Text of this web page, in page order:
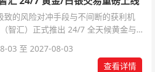
致的风险对冲手段与不间断的获利机
智汇）正式推出 24/7 全天候黄金与白
交易细则。
03 至 2027-08-03
查看详情